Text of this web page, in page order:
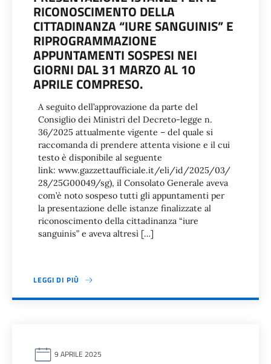
RICONOSCIMENTO DELLA
CITTADINANZA “IURE SANGUINIS” E
RIPROGRAMMAZIONE
APPUNTAMENTI SOSPESI NEI
GIORNI DAL 31 MARZO AL 10
APRILE COMPRESO.
A seguito dell’approvazione da parte del
Consiglio dei Ministri del Decreto-legge n.
36/2025 attualmente vigente – del quale si
raccomanda di prendere attenta visione e il cui
testo è disponibile al seguente
link: www.gazzettaufficiale.it/eli/id/2025/03/
28/25G00049/sg), il Consolato Generale aveva
com’è noto sospeso tutti gli appuntamenti per
la presentazione delle istanze finalizzate al
riconoscimento della cittadinanza “iure
sanguinis” e aveva altresì […]
LEGGI DI PIÙ
9 APRILE 2025